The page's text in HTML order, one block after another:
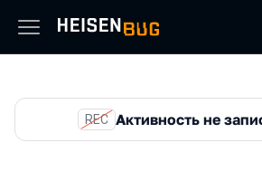
REC Активность не